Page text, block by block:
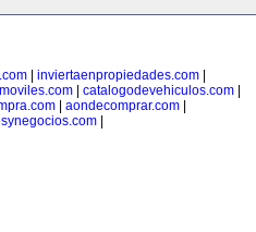
| inviertaenpropiedades.com|
| catalogodevehiculos.com|
| aondecomprar.com|
|